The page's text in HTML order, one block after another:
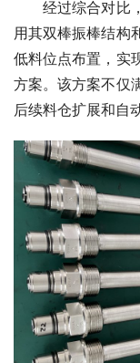
经过综合对比
用其双棒振棒结构
低料位点布置，实
方案。该方案不仅
后续料仓扩展和自